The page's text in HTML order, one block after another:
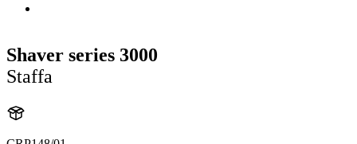
Shaver series 3000
Staffa